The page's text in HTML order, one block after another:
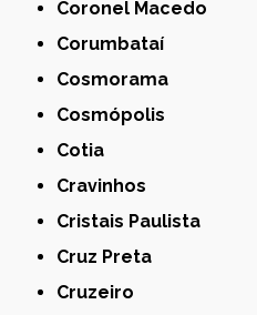
Coronel Macedo
Corumbataí
Cosmorama
Cosmópolis
Cotia
Cravinhos
Cristais Paulista
Cruz Preta
Cruzeiro